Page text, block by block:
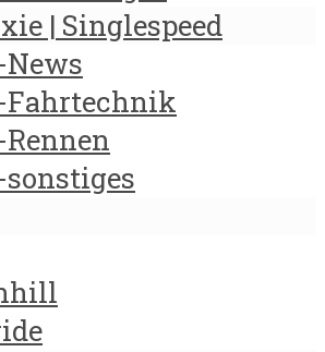
| Singlespeed
Fahrtechnik